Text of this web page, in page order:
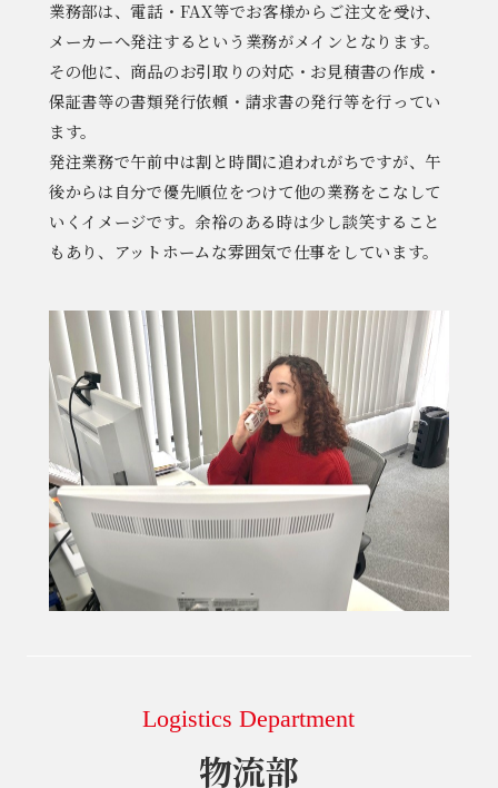
業務部は、電話・FAX等でお客様からご注文を受け、
メーカーへ発注するという業務がメインとなります。
その他に、商品のお引取りの対応・お見積書の作成・
保証書等の書類発行依頼・請求書の発行等を行ってい
ます。
発注業務で午前中は割と時間に追われがちですが、午
後からは自分で優先順位をつけて他の業務をこなして
いくイメージです。余裕のある時は少し談笑すること
もあり、アットホームな雰囲気で仕事をしています。
Logistics Department
物流部